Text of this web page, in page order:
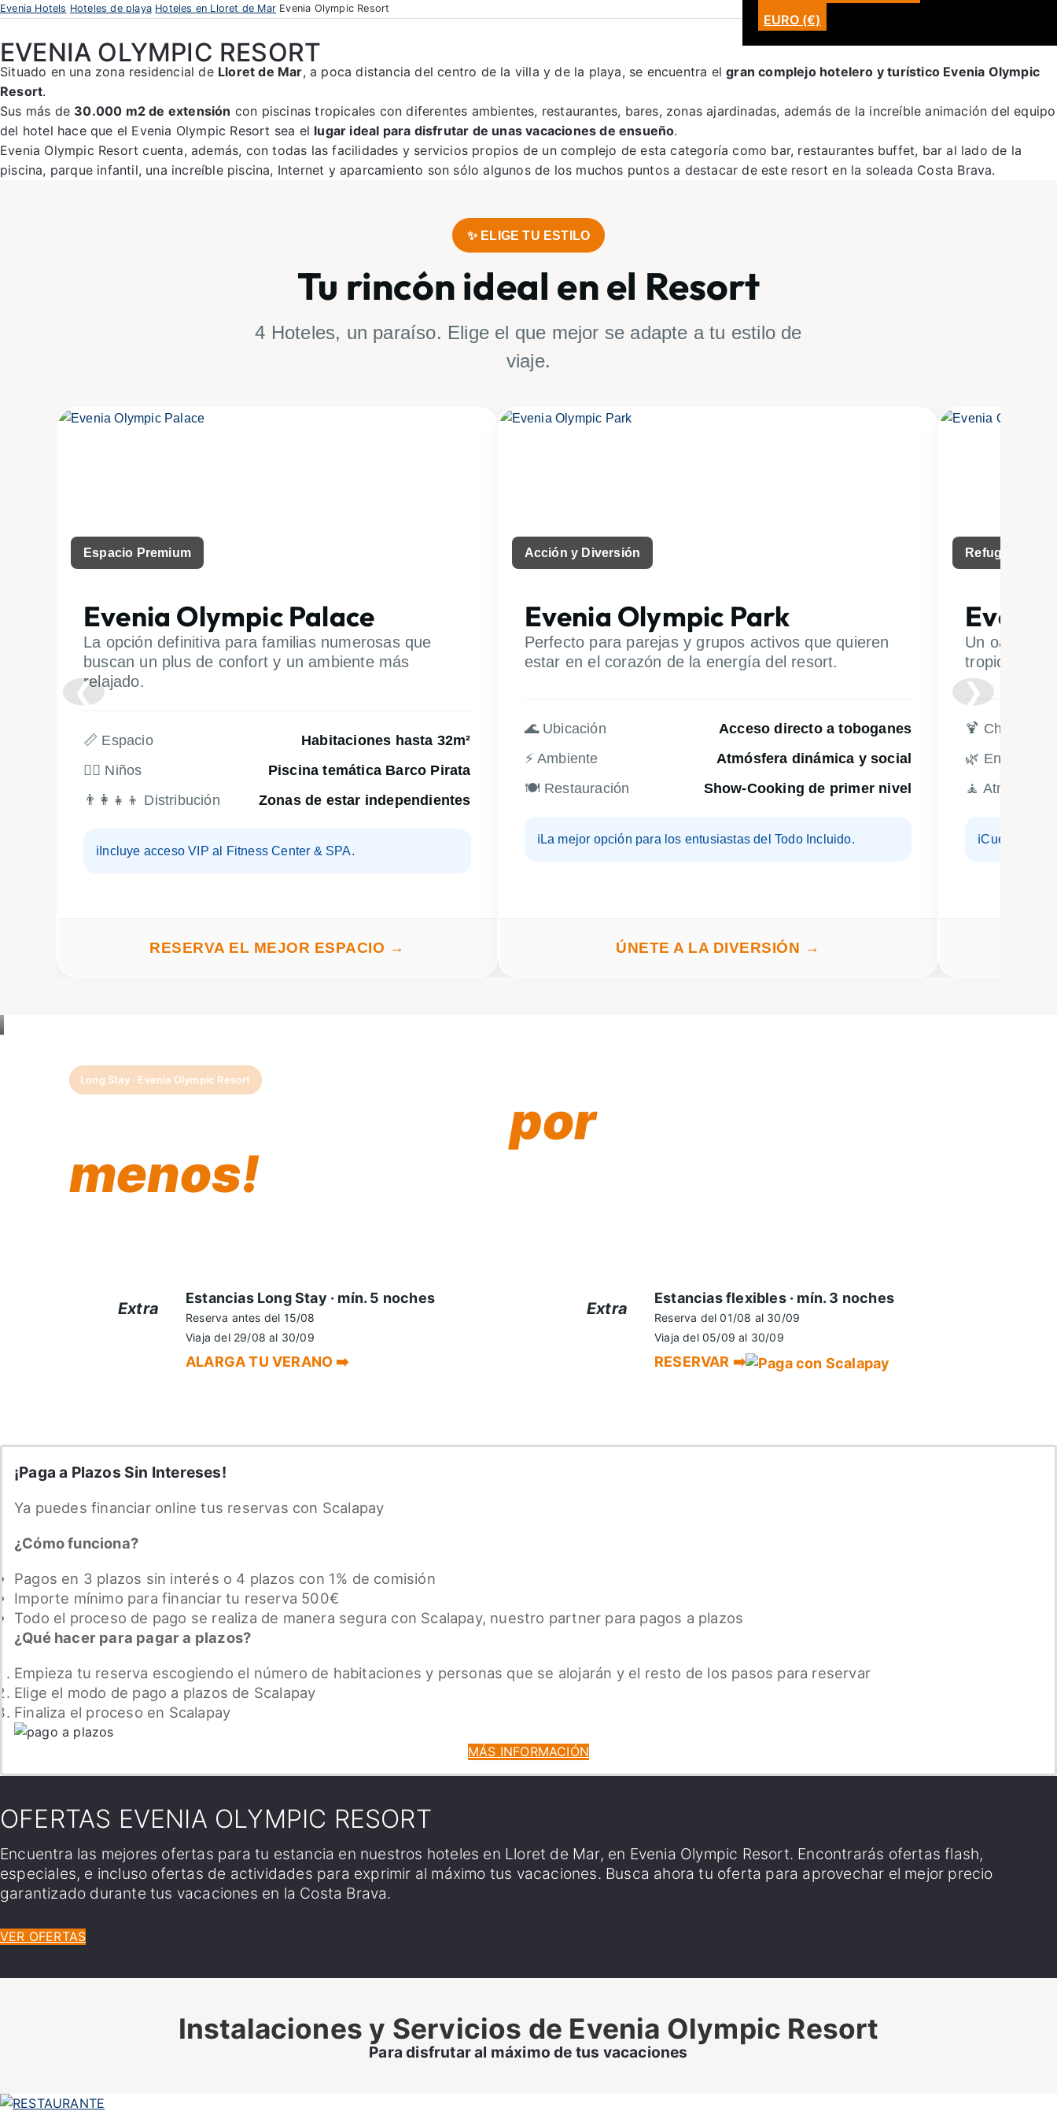
EURO (€)
Evenia Hotels Hoteles de playa Hoteles en Lloret de Mar Evenia Olympic Resort
EVENIA OLYMPIC RESORT
Situado en una zona residencial de Lloret de Mar, a poca distancia del centro de la villa y de la playa, se encuentra elgran complejo hotelero y turístico Evenia Olympic
Resort.
Sus más de 30.000 m2 de extensión con piscinas tropicales con diferentes ambientes, restaurantes, bares, zonas ajardinadas, además de la increíble animación del equipo
del hotel hace que el Evenia Olympic Resort sea el lugar ideal para disfrutar de unas vacaciones de ensueño.
Evenia Olympic Resort cuenta, además, con todas las facilidades y servicios propios de un complejo de esta categoría como bar, restaurantes buffet, bar al lado de la
piscina, parque infantil, una increíble piscina, Internet y aparcamiento son sólo algunos de los muchos puntos a destacar de este resort en la soleada Costa Brava.
✨ ELIGE TU ESTILO
Tu rincón ideal en el Resort
4 Hoteles, un paraíso. Elige el que mejor se adapte a tu estilo de
viaje.
❮ ❯
Espacio Premium
Evenia Olympic Palace
La opción definitiva para familias numerosas que
buscan un plus de confort y un ambiente más
relajado.
📏 Espacio
Habitaciones hasta 32m²
🏴‍☠️ Niños
Piscina temática Barco Pirata
👨‍👩‍👧‍👦 Distribución
Zonas de estar independientes
ℹ️ Incluye acceso VIP al Fitness Center & SPA.
RESERVA EL MEJOR ESPACIO →
Acción y Diversión
Evenia Olympic Park
Perfecto para parejas y grupos activos que quieren
estar en el corazón de la energía del resort.
🌊 Ubicación
Acceso directo a toboganes
⚡ Ambiente
Atmósfera dinámica y social
🍽️ Restauración
Show-Cooking de primer nivel
ℹ️ La mejor opción para los entusiastas del Todo Incluido.
ÚNETE A LA DIVERSIÓN →
Refugio
Un oasis de
tropicales.
🍹 Chill Out
🌿 Entorno
🧘 Atmósfera
ℹ️Cuenta con
Long Stay · Evenia Olympic Resort
por
menos!
Extra
Estancias Long Stay · mín. 5 noches
Reserva antes del 15/08
Viaja del 29/08 al 30/09
ALARGA TU VERANO ➡️
Extra
Estancias flexibles · mín. 3 noches
Reserva del 01/08 al 30/09
Viaja del 05/09 al 30/09
RESERVAR ➡️
¡Paga a Plazos Sin Intereses!
Ya puedes financiar online tus reservas con Scalapay
¿Cómo funciona?
Pagos en 3 plazos sin interés o 4 plazos con 1% de comisión
Importe mínimo para financiar tu reserva 500€
Todo el proceso de pago se realiza de manera segura con Scalapay, nuestro partner para pagos a plazos
¿Qué hacer para pagar a plazos?
Empieza tu reserva escogiendo el número de habitaciones y personas que se alojarán y el resto de los pasos para reservar
Elige el modo de pago a plazos de Scalapay
Finaliza el proceso en Scalapay
MÁS INFORMACIÓN
OFERTAS EVENIA OLYMPIC RESORT
Encuentra las mejores ofertas para tu estancia en nuestros hoteles en Lloret de Mar, en Evenia Olympic Resort. Encontrarás ofertas flash,
especiales, e incluso ofertas de actividades para exprimir al máximo tus vacaciones. Busca ahora tu oferta para aprovechar el mejor precio
garantizado durante tus vacaciones en la Costa Brava.
VER OFERTAS
Instalaciones y Servicios de Evenia Olympic Resort
Para disfrutar al máximo de tus vacaciones